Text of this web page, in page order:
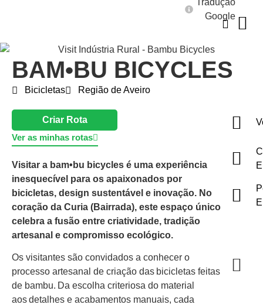
Tradução
Google
BAM•BU BICYCLES
Bicicletas Região de Aveiro
Criar Rota
Ver as minhas rotas
Visitar a bam•bu bicycles é uma experiência
inesquecível para os apaixonados por
bicicletas, design sustentável e inovação. No
coração da Curia (Bairrada), este espaço único
celebra a fusão entre criatividade, tradição
artesanal e compromisso ecológico.
Os visitantes são convidados a conhecer o
processo artesanal de criação das bicicletas feitas
de bambu. Da escolha criteriosa do material
aos detalhes e acabamentos manuais, cada